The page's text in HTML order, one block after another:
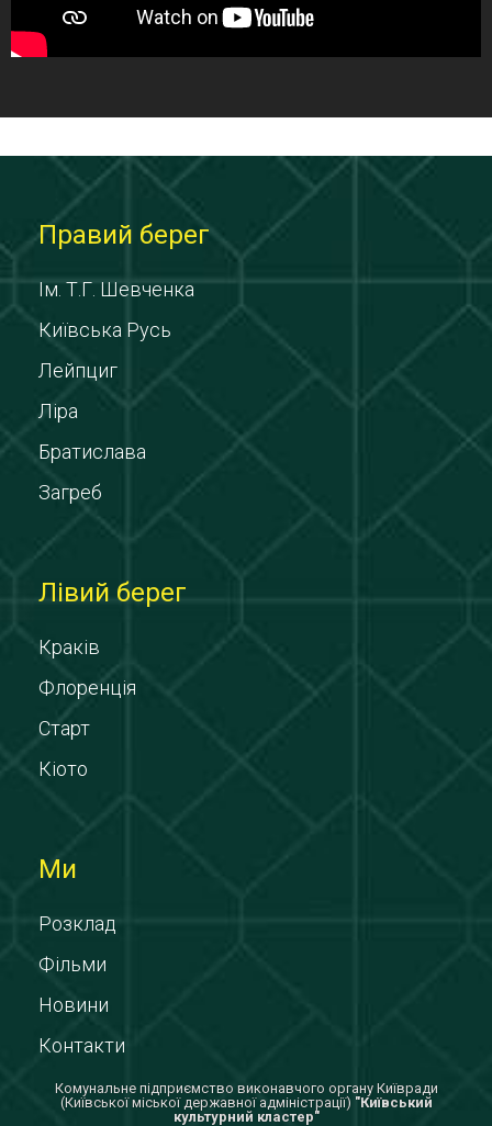
Правий берег
Ім. Т.Г. Шевченка
Київська Русь
Лейпциг
Ліра
Братислава
Загреб
Лівий берег
Краків
Флоренція
Старт
Кіото
Ми
Розклад
Фільми
Новини
Контакти
Комунальне підприємство виконавчого органу Київради
(Київської міської державної адміністрації) "Київський
культурний кластер"